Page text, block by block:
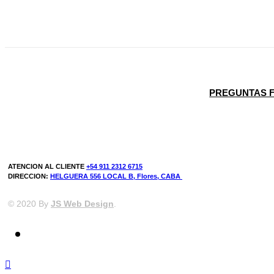
PREGUNTAS
ATENCION AL CLIENTE +54 911 2312 6715
DIRECCION: HELGUERA 556 LOCAL B, Flores, CABA
© 2020 By JS Web Design